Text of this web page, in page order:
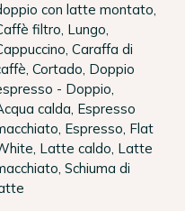
con latte montato,
filtro, Lungo,
Caraffa di
Cortado, Doppio
- Doppio,
calda, Espresso
Espresso, Flat
Latte caldo, Latte
Schiuma di